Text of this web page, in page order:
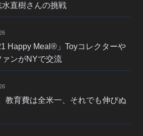
水直樹さんの挑戦
Happy Meal®」Toyコレクターや
ァンがNYで交流
教育費は全米一、それでも伸びぬ